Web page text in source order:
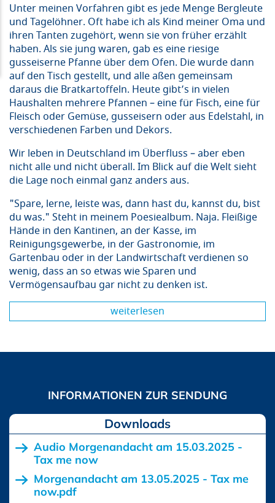
Unter meinen Vorfahren gibt es jede Menge Bergleute
und Tagelöhner. Oft habe ich als Kind meiner Oma und
ihren Tanten zugehört, wenn sie von früher erzählt
haben. Als sie jung waren, gab es eine riesige
gusseiserne Pfanne über dem Ofen. Die wurde dann
auf den Tisch gestellt, und alle aßen gemeinsam
daraus die Bratkartoffeln. Heute gibt’s in vielen
Haushalten mehrere Pfannen – eine für Fisch, eine für
Fleisch oder Gemüse, gusseisern oder aus Edelstahl, in
verschiedenen Farben und Dekors.
Wir leben in Deutschland im Überfluss – aber eben
nicht alle und nicht überall. Im Blick auf die Welt sieht
die Lage noch einmal ganz anders aus.
"Spare, lerne, leiste was, dann hast du, kannst du, bist
du was." Steht in meinem Poesiealbum. Naja. Fleißige
Hände in den Kantinen, an der Kasse, im
Reinigungsgewerbe, in der Gastronomie, im
Gartenbau oder in der Landwirtschaft verdienen so
wenig, dass an so etwas wie Sparen und
Vermögensaufbau gar nicht zu denken ist.
weiterlesen
Downloads
Audio Morgenandacht am 15.03.2025 -
Tax me now
Morgenandacht am 13.05.2025 - Tax me
now.pdf